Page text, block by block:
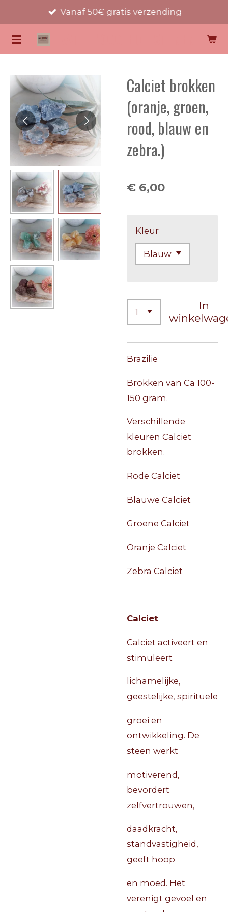
direct
naar
de
hoofdinhoud
Vanaf 50€ gratis verzending
Calciet brokken
(oranje, groen,
rood, blauw en
zebra.)
€ 6,00
Kleur
In
Brazilie
Brokken van Ca 100-
150 gram.
Verschillende
kleuren Calciet
brokken.
Rode Calciet
Blauwe Calciet
Groene Calciet
Oranje Calciet
Zebra Calciet
Calciet
Calciet activeert en
stimuleert
lichamelijke,
geestelijke, spirituele
groei en
ontwikkeling. De
steen werkt
motiverend,
bevordert
zelfvertrouwen,
daadkracht,
standvastigheid,
geeft hoop
en moed. Het
verenigt gevoel en